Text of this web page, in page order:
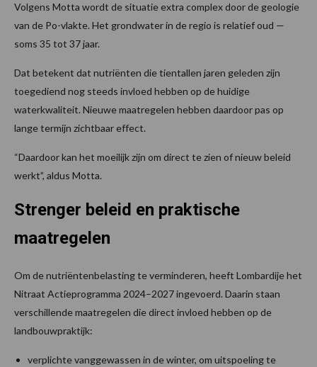
Volgens Motta wordt de situatie extra complex door de geologie
van de Po-vlakte. Het grondwater in de regio is relatief oud —
soms 35 tot 37 jaar.
Dat betekent dat nutriënten die tientallen jaren geleden zijn
toegediend nog steeds invloed hebben op de huidige
waterkwaliteit. Nieuwe maatregelen hebben daardoor pas op
lange termijn zichtbaar effect.
“Daardoor kan het moeilijk zijn om direct te zien of nieuw beleid
werkt”, aldus Motta.
Strenger beleid en praktische
maatregelen
Om de nutriëntenbelasting te verminderen, heeft Lombardije het
Nitraat Actieprogramma 2024–2027 ingevoerd. Daarin staan
verschillende maatregelen die direct invloed hebben op de
landbouwpraktijk:
verplichte vanggewassen in de winter, om uitspoeling te